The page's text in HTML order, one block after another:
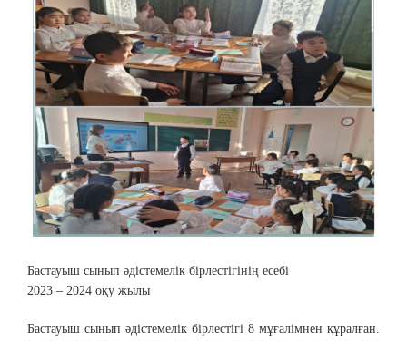
Бастауыш сынып әдістемелік бірлестігінің есебі
2023 – 2024 оқу жылы
​Бастауыш сынып әдістемелік бірлестігі 8 мұғалімнен құралған.